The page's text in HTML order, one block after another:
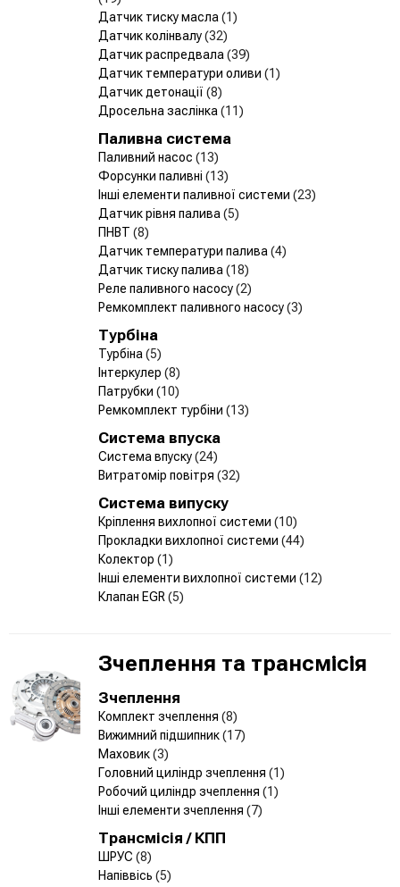
Датчик тиску масла (1)
Датчик колінвалу(32)
Датчик распредвала (39)
Датчик температури оливи (1)
Датчик детонації (8)
Дросельна заслінка (11)
Паливна система
Паливний насос (13)
Форсунки паливні (13)
Інші елементи паливної системи (23)
Датчик рівня палива (5)
ПНВТ (8)
Датчик температури палива (4)
Датчик тиску палива (18)
Реле паливного насосу(2)
Ремкомплект паливного насосу(3)
Турбіна
Турбіна (5)
Інтеркулер (8)
Патрубки (10)
Ремкомплект турбіни (13)
Система впуска
Система впуску(24)
Витратомір повітря (32)
Система випуску
Кріплення вихлопної системи (10)
Прокладки вихлопної системи (44)
Колектор (1)
Інші елементи вихлопної системи (12)
Клапан EGR (5)
Зчеплення та трансмісія
Зчеплення
Комплект зчеплення (8)
Вижимний підшипник(17)
Маховик(3)
Головний циліндр зчеплення (1)
Робочий циліндр зчеплення (1)
Інші елементи зчеплення (7)
Трансмісія / КПП
ШРУС (8)
Напіввісь (5)